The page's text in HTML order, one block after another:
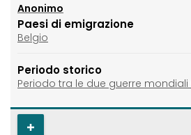
Anonimo
Paesi di emigrazione
Belgio
Periodo storico
Periodo tra le due guerre mondiali